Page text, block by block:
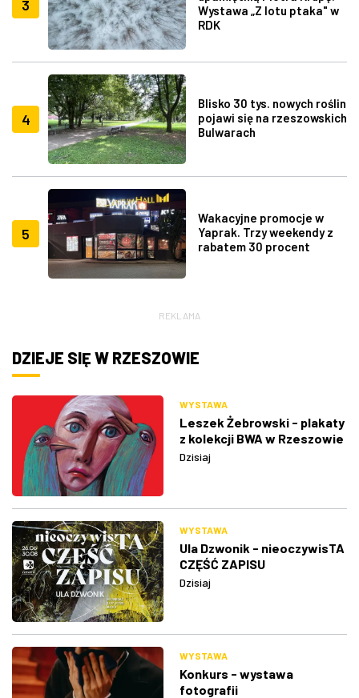
3
Wystawa „Z lotu ptaka" w
RDK
4
Blisko 30 tys. nowych roślin
pojawi się na rzeszowskich
Bulwarach
5
Wakacyjne promocje w
Yaprak. Trzy weekendy z
rabatem 30 procent
REKLAMA
DZIEJE SIĘ W RZESZOWIE
WYSTAWA
Leszek Żebrowski - plakaty
z kolekcji BWA w Rzeszowie
Dzisiaj
WYSTAWA
Ula Dzwonik - nieoczywisTA
CZĘŚĆ ZAPISU
Dzisiaj
WYSTAWA
Konkurs - wystawa
fotografii